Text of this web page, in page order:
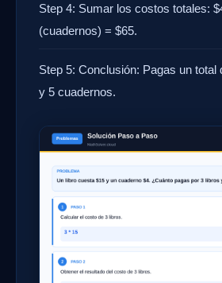
Step 4: Sumar los costos totales:
(cuadernos) = $65.
Step 5: Conclusión: Pagas un total
y 5 cuadernos.